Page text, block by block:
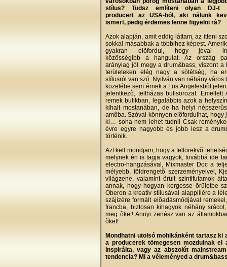
stílus? Tudsz említeni olyan DJ-t
producert az USA-ból, aki nálunk
ismert, pedig érdemes lenne figyelni rá?
Azok alapján, amit eddig láttam, az itteni
sokkal másabbak a többihez képest.
gyakran elõfordul, hogy jóval
közösségibb a hangulat. Az ország
aránylag jól megy a drum&bass, viszont a
területeken elég nagy a sötétség, ha
stílusról van szó. Nyilván van néhány
közelébe sem érnek a Los Angelesbõl
jelentkezõ, teltházas bulisorozat.
remek bulikban, legalábbis azok a
kihalt mostanában, de ha helyi
amõba. Szóval könnyen elõfordulhat,
ki… soha nem lehet tudni! Csak
évre egyre nagyobb és jobb lesz a
történik.
Azt kell mondjam, hogy a feltörekvõ
melynek én is tagja vagyok, továbbá ide
electro-hangzásával, Mixmaster Doc a
mélyebb, földrengetõ szerzeményeivel,
világzene, valamint õrült szintifutamok
annak, hogy hogyan kergesse õrületbe
Oberon a kreatív stílusával alappillére a
szájízére formált elõadásmódjával
francba, biztosan kihagyok néhány
meg õket! Annyi zenész van az
õket!
Mondhatni utolsó mohikánként tartasz ki
a producerek tömegesen mozdulnak
inspirálta, vagy az abszolút
tendencia? Mi a véleményed a